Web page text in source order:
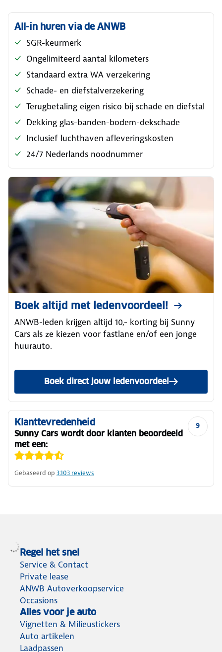
All-in huren via de ANWB
SGR-keurmerk
Ongelimiteerd aantal kilometers
Standaard extra WA verzekering
Schade- en diefstalverzekering
Terugbetaling eigen risico bij schade en diefstal
Dekking glas-banden-bodem-dekschade
Inclusief luchthaven afleveringskosten
24/7 Nederlands noodnummer
Boek altijd met ledenvoordeel!
ANWB-leden krijgen altijd 10,- korting bij Sunny
Cars als ze kiezen voor fastlane en/of een jonge
huurauto.
Boek direct jouw ledenvoordeel
9
Klanttevredenheid
Sunny Cars wordt door klanten beoordeeld
met een:
Gebaseerd op 3.103 reviews
Regel het snel
Service & Contact
Private lease
ANWB Autoverkoopservice
Occasions
Alles voor je auto
Vignetten & Milieustickers
Auto artikelen
Laadpassen